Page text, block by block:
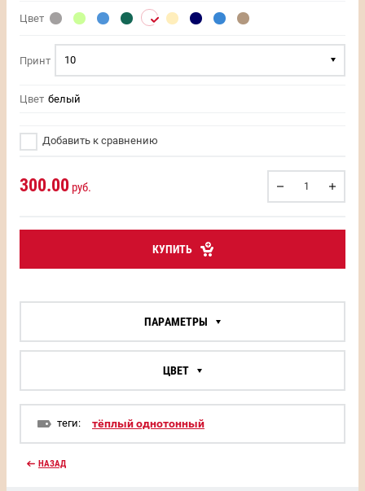
Цвет
Принт 10
Цвет белый
Добавить к сравнению
300.00 руб.
КУПИТЬ
ПАРАМЕТРЫ
ЦВЕТ
теги: тёплый однотонный
НАЗАД